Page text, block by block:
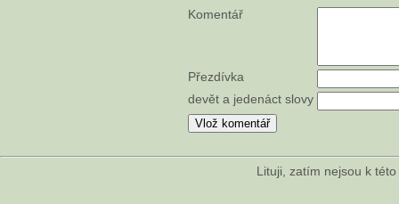
Komentář
Přezdívka
devět a jedenáct slovy
Lituji, zatím nejsou k